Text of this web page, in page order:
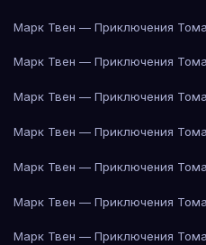
Марк Твен — Приключения
Марк Твен — Приключения
Марк Твен — Приключения
Марк Твен — Приключения
Марк Твен — Приключения
Марк Твен — Приключения
Марк Твен — Приключения